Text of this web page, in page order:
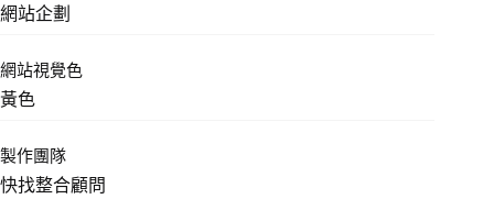
網站企劃
網站視覺色
黃色
製作團隊
快找整合顧問